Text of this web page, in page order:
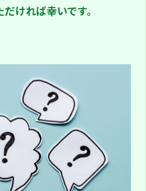
ければ幸いです。